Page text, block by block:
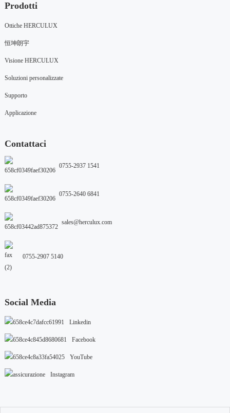
Prodotti
Ottiche HERCULUX
恒坤朗宇
Visione HERCULUX
Soluzioni personalizzate
Supporto
Applicazione
Contattaci
0755-2937 1541
0755-2640 6841
sales@herculux.com
0755-2907 5140
Social Media
Linkedin
Facebook
YouTube
Instagram